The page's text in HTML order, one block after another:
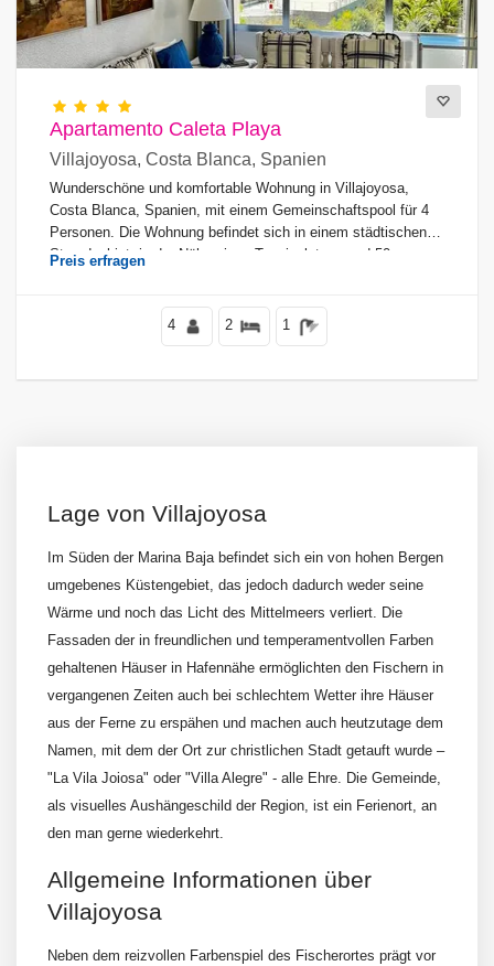
Blicke
Zusätzliche
Apartamento Caleta Playa
Villajoyosa, Costa Blanca, Spanien
Wunderschöne und komfortable Wohnung in Villajoyosa,
Costa Blanca, Spanien, mit einem Gemeinschaftspool für 4
Personen. Die Wohnung befindet sich in einem städtischen
Strandgebiet, in der Nähe eines Tennisplatzes und 50 m vom
Preis erfragen
4 2 1
Lage von Villajoyosa
Im Süden der Marina Baja befindet sich ein von hohen Bergen
umgebenes Küstengebiet, das jedoch dadurch weder seine
Wärme und noch das Licht des Mittelmeers verliert. Die
Fassaden der in freundlichen und temperamentvollen Farben
gehaltenen Häuser in Hafennähe ermöglichten den Fischern in
vergangenen Zeiten auch bei schlechtem Wetter ihre Häuser
aus der Ferne zu erspähen und machen auch heutzutage dem
Namen, mit dem der Ort zur christlichen Stadt getauft wurde –
"La Vila Joiosa" oder "Villa Alegre" - alle Ehre. Die Gemeinde,
als visuelles Aushängeschild der Region, ist ein Ferienort, an
den man gerne wiederkehrt.
Allgemeine Informationen über
Villajoyosa
Neben dem reizvollen Farbenspiel des Fischerortes prägt vor